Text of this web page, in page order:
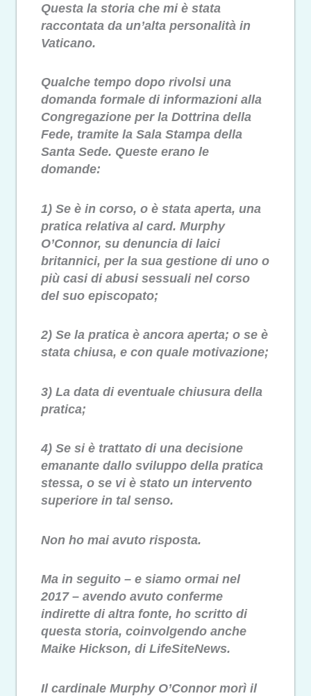
Questa la storia che mi è stata
raccontata da un’alta personalità in
Vaticano.
Qualche tempo dopo rivolsi una
domanda formale di informazioni alla
Congregazione per la Dottrina della
Fede, tramite la Sala Stampa della
Santa Sede. Queste erano le
domande:
1) Se è in corso, o è stata aperta, una
pratica relativa al card. Murphy
O’Connor, su denuncia di laici
britannici, per la sua gestione di uno o
più casi di abusi sessuali nel corso
del suo episcopato;
2) Se la pratica è ancora aperta; o se è
stata chiusa, e con quale motivazione;
3) La data di eventuale chiusura della
pratica;
4) Se si è trattato di una decisione
emanante dallo sviluppo della pratica
stessa, o se vi è stato un intervento
superiore in tal senso.
Non ho mai avuto risposta.
Ma in seguito – e siamo ormai nel
2017 – avendo avuto conferme
indirette di altra fonte, ho scritto di
questa storia, coinvolgendo anche
Maike Hickson, di LifeSiteNews.
Il cardinale Murphy O’Connor morì il